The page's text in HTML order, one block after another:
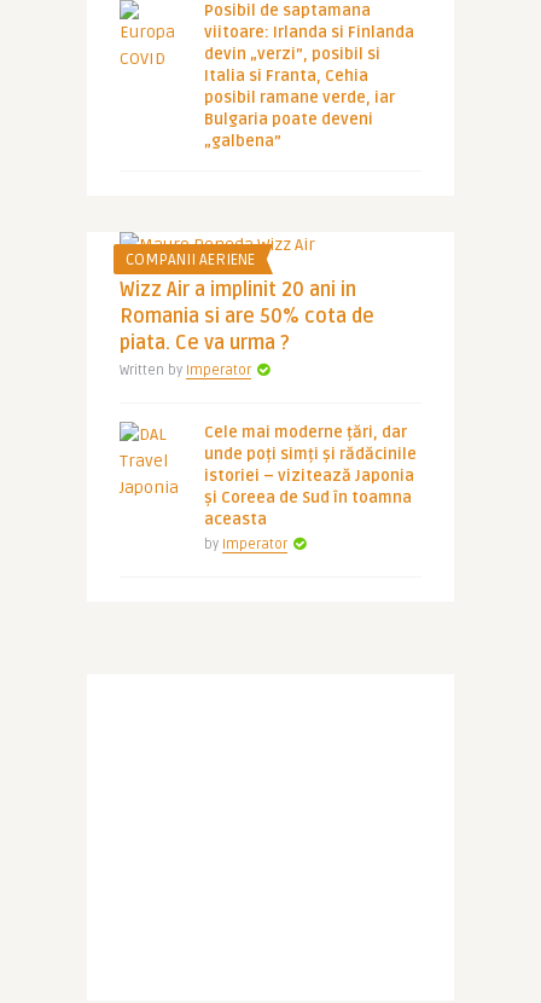
Posibil de saptamana
viitoare: Irlanda si Finlanda
devin „verzi”, posibil si
Italia si Franta, Cehia
posibil ramane verde, iar
Bulgaria poate deveni
„galbena”
COMPANII AERIENE
Wizz Air a implinit 20 ani in
Romania si are 50% cota de
piata. Ce va urma ?
Written by Imperator
Cele mai moderne țări, dar
unde poți simți și rădăcinile
istoriei – vizitează Japonia
și Coreea de Sud în toamna
aceasta
by Imperator